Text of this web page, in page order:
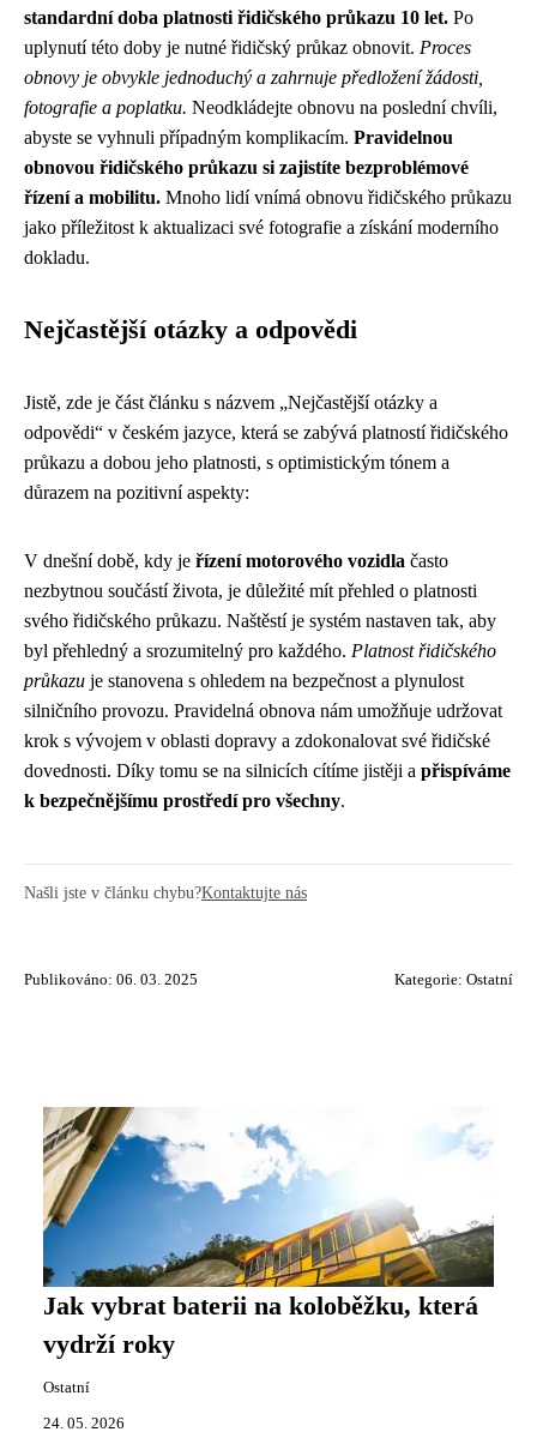
standardní doba platnosti řidičského průkazu 10 let. Po
uplynutí této doby je nutné řidičský průkaz obnovit. Proces
obnovy je obvykle jednoduchý a zahrnuje předložení žádosti,
fotografie a poplatku. Neodkládejte obnovu na poslední chvíli,
abyste se vyhnuli případným komplikacím. Pravidelnou
obnovou řidičského průkazu si zajistíte bezproblémové
řízení a mobilitu. Mnoho lidí vnímá obnovu řidičského průkazu
jako příležitost k aktualizaci své fotografie a získání moderního
dokladu.
Nejčastější otázky a odpovědi
Jistě, zde je část článku s názvem „Nejčastější otázky a
odpovědi“ v českém jazyce, která se zabývá platností řidičského
průkazu a dobou jeho platnosti, s optimistickým tónem a
důrazem na pozitivní aspekty:
V dnešní době, kdy je řízení motorového vozidla často
nezbytnou součástí života, je důležité mít přehled o platnosti
svého řidičského průkazu. Naštěstí je systém nastaven tak, aby
byl přehledný a srozumitelný pro každého. Platnost řidičského
průkazu je stanovena s ohledem na bezpečnost a plynulost
silničního provozu. Pravidelná obnova nám umožňuje udržovat
krok s vývojem v oblasti dopravy a zdokonalovat své řidičské
dovednosti. Díky tomu se na silnicích cítíme jistěji a přispíváme
k bezpečnějšímu prostředí pro všechny.
Našli jste v článku chybu?Kontaktujte nás
Publikováno: 06. 03. 2025 Kategorie: Ostatní
Jak vybrat baterii na koloběžku, která
vydrží roky
Ostatní
24. 05. 2026